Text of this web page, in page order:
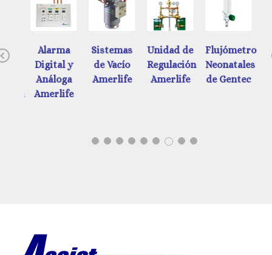
Previous
Alarma
Digital y
Análoga
Amerlife
Sistemas
de Vacío
Amerlife
Unidad de
Regulación
Amerlife
Flujómetros
Neonatales
de Gentec